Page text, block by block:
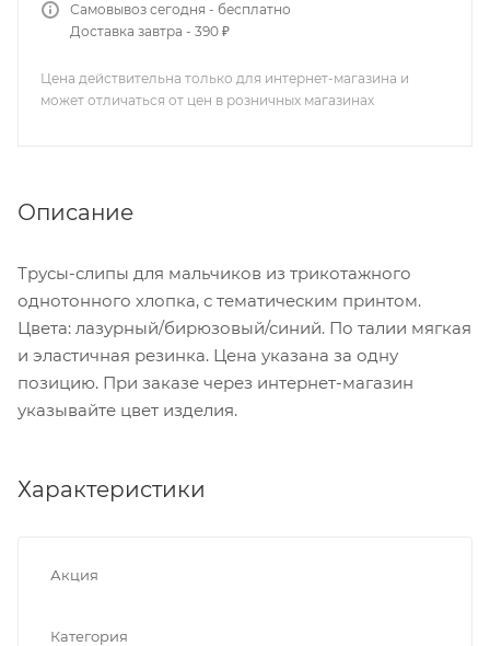
Самовывоз сегодня - бесплатно
Доставка завтра - 390 ₽
Цена действительна только для интернет-магазина и
может отличаться от цен в розничных магазинах
Описание
Трусы-слипы для мальчиков из трикотажного
однотонного хлопка, с тематическим принтом.
Цвета: лазурный/бирюзовый/синий. По талии мягкая
и эластичная резинка. Цена указана за одну
позицию. При заказе через интернет-магазин
указывайте цвет изделия.
Характеристики
Акция
Категория